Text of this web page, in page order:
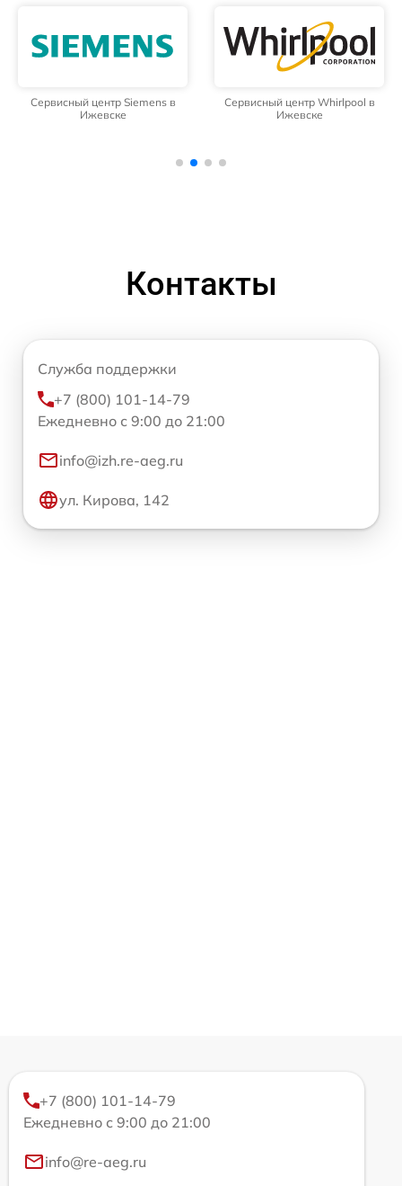
Сервисный центр Siemens в
Ижевске
Сервисный центр Whirlpool в
Ижевске
Контакты
Служба поддержки
+7 (800) 101-14-79
Ежедневно с 9:00 до 21:00
info@izh.re-aeg.ru
ул. Кирова, 142
+7 (800) 101-14-79
Ежедневно с 9:00 до 21:00
info@re-aeg.ru